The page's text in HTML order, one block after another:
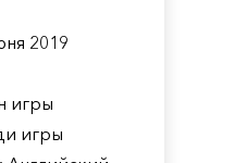
2019
игры
игры